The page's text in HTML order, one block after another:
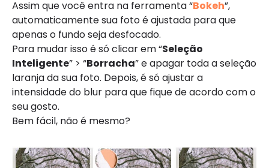
Assim que você entra na ferramenta “Bokeh”,
automaticamente sua foto é ajustada para que
apenas o fundo seja desfocado.
Para mudar isso é só clicar em “Seleção
Inteligente” > “Borracha” e apagar toda a seleção
laranja da sua foto. Depois, é só ajustar a
intensidade do blur para que fique de acordo com o
seu gosto.
Bem fácil, não é mesmo?